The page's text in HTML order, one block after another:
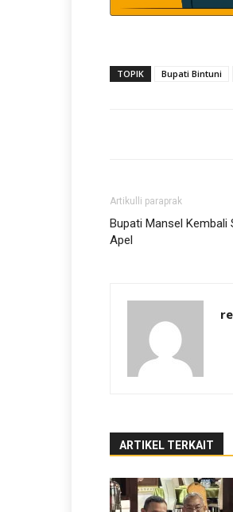
TOPIK Bupati Bintuni
Artikulli paraprak
Bupati Mansel Kembali
Apel
ARTIKEL TERKAIT